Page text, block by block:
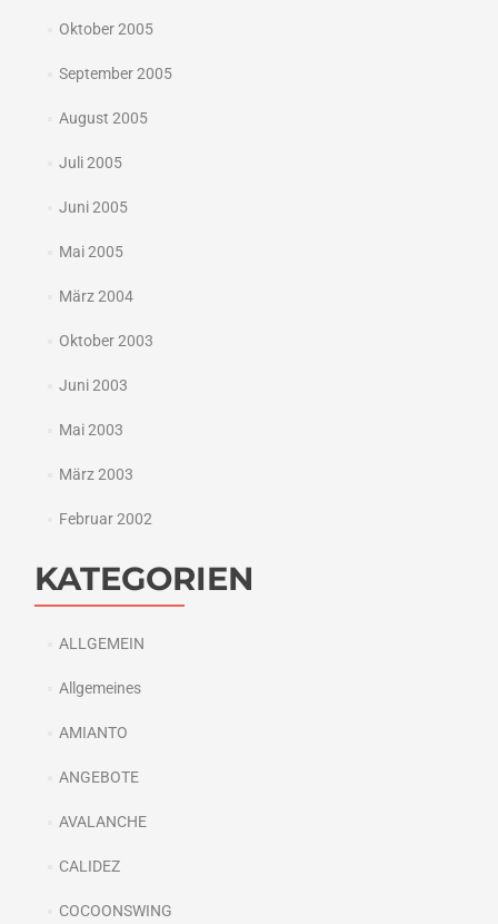
Oktober 2005
September 2005
August 2005
Juli 2005
Juni 2005
Mai 2005
März 2004
Oktober 2003
Juni 2003
Mai 2003
März 2003
Februar 2002
KATEGORIEN
ALLGEMEIN
Allgemeines
AMIANTO
ANGEBOTE
AVALANCHE
CALIDEZ
COCOONSWING